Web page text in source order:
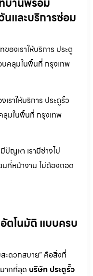
นและบริการซ่อม
องเราให้บริการ ประตู
บคลุมในพื้นที่ กรุงเทพ
ราให้บริการ ประตูรั้ว
ลุมในพื้นที่ กรุงเทพ
ญหา เรามีช่างไป
นที่หน้างาน ไม่ต้องถอด
ตโนมัติ แบบครบ
ะดวกสบาย” คือสิ่งที่
ากที่สุด บริษัท ประตูรั้ว